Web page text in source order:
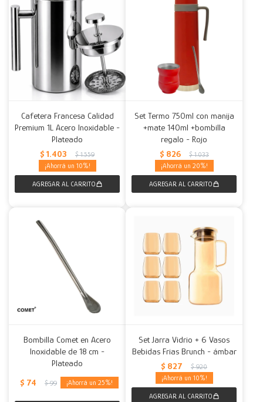
Cafetera Francesa Calidad
Premium 1L Acero Inoxidable -
Plateado
$ 1.403 $ 1.559
10
Set Termo 750ml con manija
+mate 140ml +bombilla
regalo - Rojo
$ 826 $ 1.033
20
Bombilla Comet en Acero
Inoxidable de 18 cm -
Plateado
$ 74 $ 99 25
Set Jarra Vidrio + 6 Vasos
Bebidas Frias Brunch - ámbar
$ 827 $ 920
10